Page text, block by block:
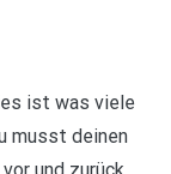
ist was viele
musst deinen